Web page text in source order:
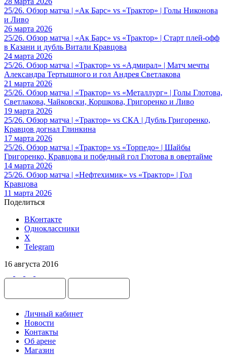
25/26. Обзор матча | «Ак Барс» vs «Трактор» | Голы Никонова
и Ливо
26 марта 2026
25/26. Обзор матча | «Ак Барс» vs «Трактор» | Старт плей-офф
в Казани и дубль Витали Кравцова
24 марта 2026
25/26. Обзор матча | «Трактор» vs «Адмирал» | Матч мечты
Александра Тертышного и гол Андрея Светлакова
21 марта 2026
25/26. Обзор матча | «Трактор» vs «Металлург» | Голы Глотова,
Светлакова, Чайковски, Коршкова, Григоренко и Ливо
19 марта 2026
25/26. Обзор матча | «Трактор» vs СКА | Дубль Григоренко,
Кравцов догнал Глинкина
17 марта 2026
25/26. Обзор матча | «Трактор» vs «Торпедо» | Шайбы
Григоренко, Кравцова и победный гол Глотова в овертайме
14 марта 2026
25/26. Обзор матча | «Нефтехимик» vs «Трактор» | Гол
Кравцова
11 марта 2026
Поделиться
ВКонтакте
Одноклассники
X
Telegram
16 августа 2016
Личный кабинет
Новости
Контакты
Об арене
Магазин